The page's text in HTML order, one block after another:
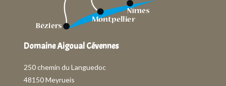
Domaine Aigoual Cévennes
250 chemin du Languedoc
48150 Meyrueis